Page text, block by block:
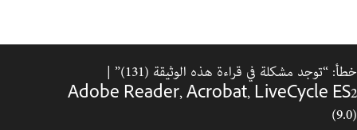
خطأ: “توجد مشكلة في قراءة هذه الوثيقة (131)” |
Adobe Reader, Acrobat, LiveCycle ES2
(9.0)